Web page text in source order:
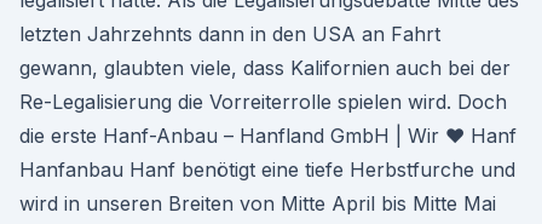
letzten Jahrzehnts dann in den USA an Fahrt
gewann, glaubten viele, dass Kalifornien auch bei der
Re-Legalisierung die Vorreiterrolle spielen wird. Doch
die erste Hanf-Anbau – Hanfland GmbH | Wir ♥ Hanf
Hanfanbau Hanf benötigt eine tiefe Herbstfurche und
wird in unseren Breiten von Mitte April bis Mitte Mai